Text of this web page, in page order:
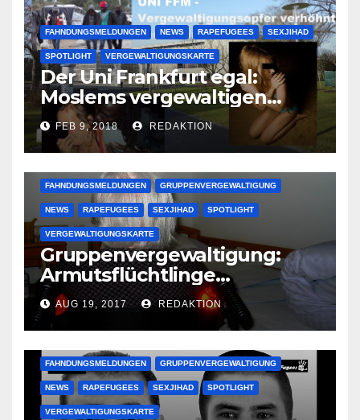
FAHNDUNGSMELDUNGEN NEWS RAPEFUGEES SEXJIHAD
SPOTLIGHT VERGEWALTIGUNGSKARTE
Der Uni Frankfurt egal:
Moslems vergewaltigen
deutsche Studentinnen auf
Uni-Campus
FEB 9, 2018 REDAKTION
FAHNDUNGSMELDUNGEN GRUPPENVERGEWALTIGUNG
NEWS RAPEFUGEES SEXJIHAD SPOTLIGHT
VERGEWALTIGUNGSKARTE
Gruppenvergewaltigung:
Armutsflüchtlinge
vergewaltigen bettlägerige
Oma im Schlaf
krankenhausreif
AUG 19, 2017 REDAKTION
FAHNDUNGSMELDUNGEN GRUPPENVERGEWALTIGUNG
NEWS RAPEFUGEES SEXJIHAD SPOTLIGHT
VERGEWALTIGUNGSKARTE